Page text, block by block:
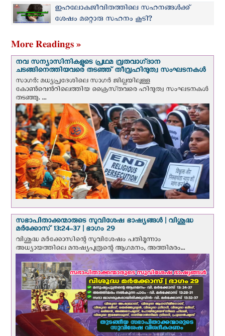
ഇഹലോകജീവിതത്തിലെ സഹനങ്ങള്‍ക്ക്
ശേഷം മറ്റൊരു സഹനം കൂടി?
More Readings »
നവ സന്യാസിനികളുടെ പ്രഥമ വ്രതവാഗ്‌ദാന
ചടങ്ങിനെത്തിയവരെ തടഞ്ഞ് തീവ്രഹിന്ദുത്വ സംഘടനകള്‍
സാഗർ: മധ്യപ്രദേശിലെ സാഗർ ജില്ലയിലുള്ള
കോൺവെന്‍റിലെത്തിയ ക്രൈസ്‌തവരെ ഹിന്ദുത്വ സംഘടനകൾ
തടഞ്ഞു. ...
സഭാപിതാക്കന്മാരുടെ സുവിശേഷ ഭാഷ്യങ്ങള്‍ | വിശുദ്ധ
മര്‍ക്കോസ് 13:24-37 | ഭാഗം 29
വിശുദ്ധ മര്‍ക്കോസിന്റെ സുവിശേഷം പതിമൂന്നാം
അധ്യായത്തിലെ മനുഷ്യപുത്രന്റെ ആഗമനം, അത്തിമരം...